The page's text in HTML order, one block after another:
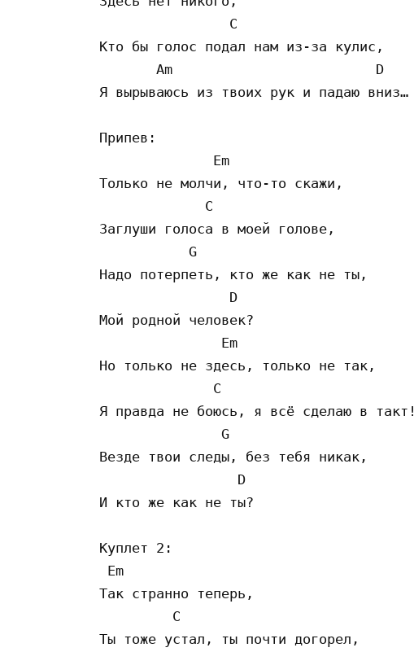
                C
Кто бы голос подал нам из-за кулис,
       Am                         D
Я вырываюсь из твоих рук и падаю вниз…
Припев:
              Em
Только не молчи, что-то скажи,
             C
Заглуши голоса в моей голове,
           G
Надо потерпеть, кто же как не ты,
                D
Мой родной человек?
               Em
Но только не здесь, только не так,
              C
Я правда не боюсь, я всё сделаю в такт!
               G
Везде твои следы, без тебя никак,
                 D
И кто же как не ты?
Куплет 2:
Em
Так странно теперь,
         C
Ты тоже устал, ты почти догорел,